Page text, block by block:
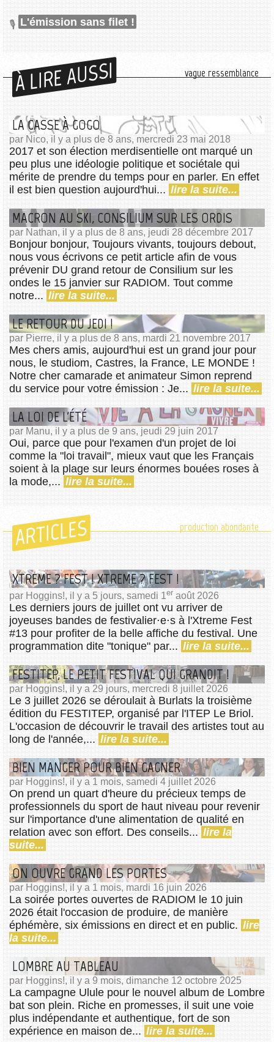
L'émission sans filet !
À LIRE AUSSI vague ressemblance
LA CASSE À GOGO
par Nico, il y a plus de 8 ans, mercredi 23 mai 2018
2017 et son élection merdisentielle ont marqué un
peu plus une idéologie politique et sociétale qui
mérite de prendre du temps pour en parler. En effet
il est bien question aujourd'hui... lire la suite...
MACRON AU SKI, CONSILIUM SUR LES ORDIS
par Nathan, il y a plus de 8 ans, jeudi 28 décembre 2017
Bonjour bonjour, Toujours vivants, toujours debout,
nous vous écrivons ce petit article afin de vous
prévenir DU grand retour de Consilium sur les
ondes le 15 janvier sur RADIOM. Tout comme
notre... lire la suite...
LE RETOUR DU JEDI !
par Pierre, il y a plus de 8 ans, mardi 21 novembre 2017
Mes chers amis, aujourd'hui est un grand jour pour
nous, le studiom, Castres, la France, LE MONDE !
Notre cher camarade et animateur Simon reprend
du service pour votre émission : Je... lire la suite...
LA LOI DE L'ÉTÉ
par Manu, il y a plus de 9 ans, jeudi 29 juin 2017
Oui, parce que pour l'examen d'un projet de loi
comme la "loi travail", mieux vaut que les Français
soient à la plage sur leurs énormes bouées roses à
la mode,... lire la suite...
ARTICLES production abondante
XTREME ? FEST ! XTREME ? FEST !
par Hoggins!, il y a 5 jours, samedi 1er août 2026
Les derniers jours de juillet ont vu arriver de
joyeuses bandes de festivalier⋅e⋅s à l'Xtreme Fest
#13 pour profiter de la belle affiche du festival. Une
programmation dite "tonique" par... lire la suite...
FESTITEP, LE PETIT FESTIVAL QUI GRANDIT !
par Hoggins!, il y a 29 jours, mercredi 8 juillet 2026
Le 3 juillet 2026 se déroulait à Burlats la troisième
édition du FESTITEP, organisé par l'ITEP Le Briol.
L'occasion de découvrir le travail des artistes tout au
long de l'année,... lire la suite...
BIEN MANGER POUR BIEN GAGNER
par Hoggins!, il y a 1 mois, samedi 4 juillet 2026
On prend un quart d'heure du précieux temps de
professionnels du sport de haut niveau pour revenir
sur l'importance d'une alimentation de qualité en
relation avec son effort. Des conseils... lire la
suite...
ON OUVRE GRAND LES PORTES
par Hoggins!, il y a 1 mois, mardi 16 juin 2026
La soirée portes ouvertes de RADIOM le 10 juin
2026 était l'occasion de produire, de manière
éphémère, six émissions en direct et en public. lire
la suite...
LOMBRE AU TABLEAU
par Hoggins!, il y a 9 mois, dimanche 12 octobre 2025
La campagne Ulule pour le nouvel album de Lombre
bat son plein. Riche en promesses, il suit une voie
plus indépendante et authentique, fort de son
expérience en maison de... lire la suite...